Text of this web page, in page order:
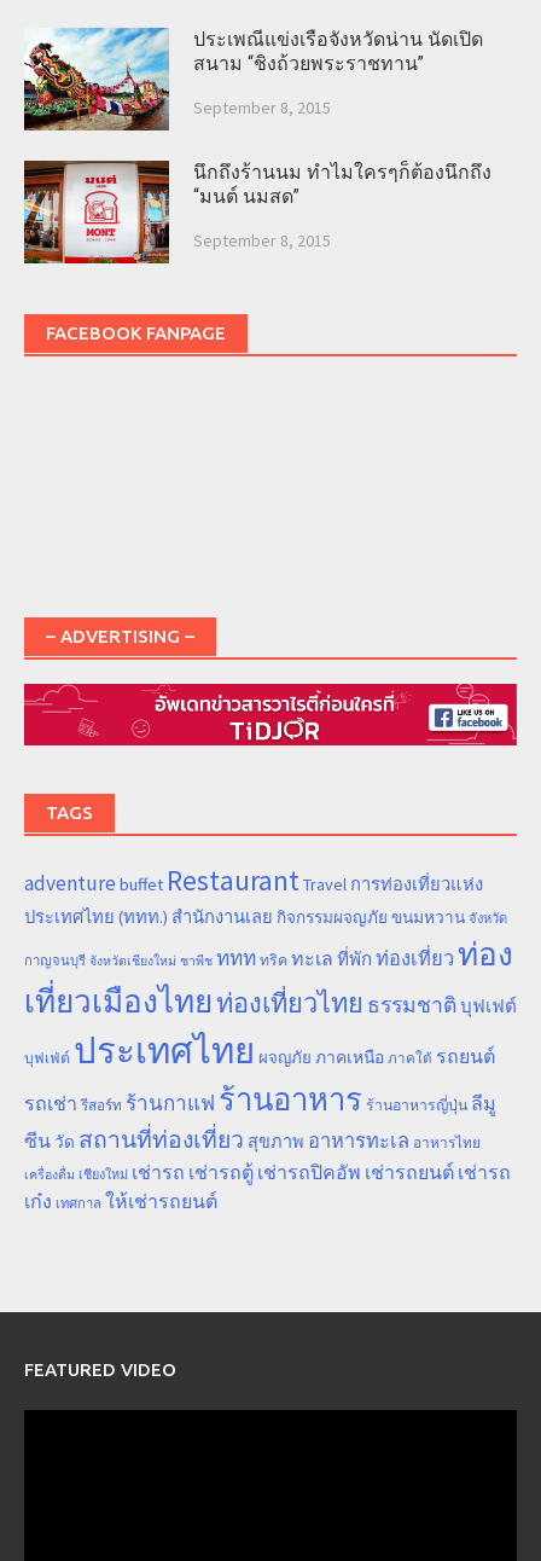
ประเพณีแข่งเรือจังหวัดน่าน นัดเปิด
สนาม “ชิงถ้วยพระราชทาน”
September 8, 2015
นึกถึงร้านนม ทำไมใครๆก็ต้องนึกถึง
“มนต์ นมสด”
September 8, 2015
FACEBOOK FANPAGE
– ADVERTISING –
TAGS
adventure buffet RestaurantTravel การท่องเที่ยวแห่ง
ประเทศไทย (ททท.) สำนักงานเลย กิจกรรมผจญภัย ขนมหวาน จังหวัด
กาญจนบุรี จังหวัดเชียงใหม่ ชาพีช ททท ทริค ทะเล ที่พัก ท่องเที่ยวท่อง
เที่ยวเมืองไทยท่องเที่ยวไทย ธรรมชาติ บุฟเฟต์
บุฟเฟ่ต์ ประเทศไทย ผจญภัย ภาคเหนือ ภาคใต้ รถยนต์
รถเช่า รีสอร์ท ร้านกาแฟ ร้านอาหาร ร้านอาหารญี่ปุ่น ลีมู
ซีน วัด สถานที่ท่องเที่ยว สุขภาพ อาหารทะเล อาหารไทย
เครื่องดื่ม เชียงใหม่ เช่ารถ เช่ารถตู้ เช่ารถปิคอัพ เช่ารถยนต์ เช่ารถ
เก๋ง เทศกาล ให้เช่ารถยนต์
FEATURED VIDEO